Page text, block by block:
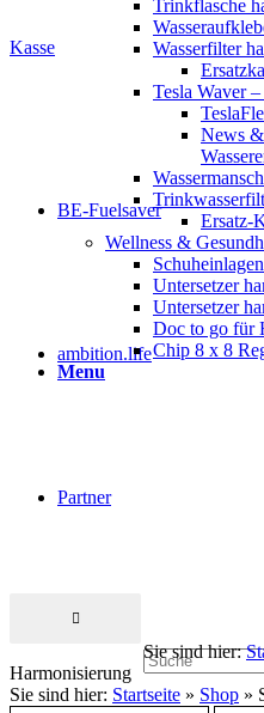
Kasse
BE-Fuelsaver
ambition.life
Partner
Trinkflasche
Wasserfilter
Tesla Waver
News
Ersatz-
Wellness &
Untersetzer
Untersetzer
Doc to go für
Chip 8 x 8
Menu
Sie sind hier:
Harmonisierung
Sie sind hier: Startseite » Shop »